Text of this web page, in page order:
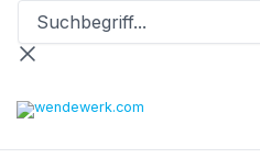
springen